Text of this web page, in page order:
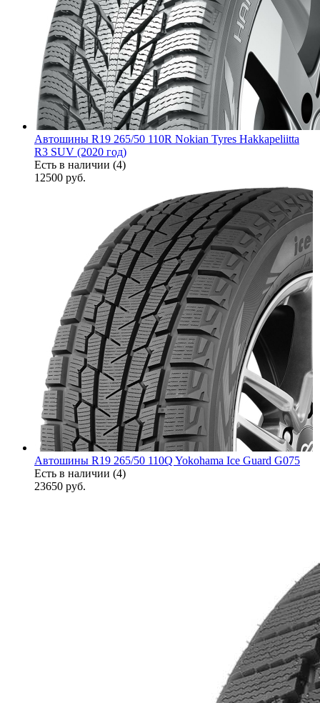
Автошины R19 265/50 110R Nokian Tyres Hakkapeliitta
R3 SUV (2020 год)
Есть в наличии (4)
12500 руб.
Автошины R19 265/50 110Q Yokohama Ice Guard G075
Есть в наличии (4)
23650 руб.